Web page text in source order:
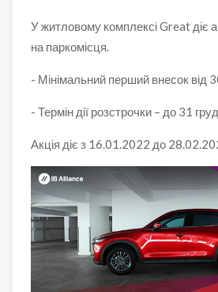
У житловому комплексі Great діє
на паркомісця.
- Мінімальний перший внесок від
- Термін дії розстрочки – до 31
Акція діє з 16.01.2022 до